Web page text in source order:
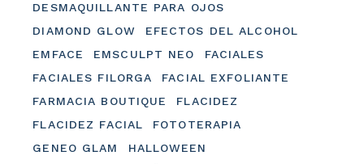
DESMAQUILLANTE PARA OJOS
DIAMOND GLOW
EFECTOS DEL ALCOHOL
EMFACE
EMSCULPT NEO
FACIALES
FACIALES FILORGA
FACIAL EXFOLIANTE
FARMACIA BOUTIQUE
FLACIDEZ
FLACIDEZ FACIAL
FOTOTERAPIA
GENEO GLAM
HALLOWEEN